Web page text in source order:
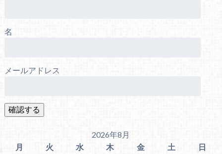
名
メールアドレス
2026年8月
月
火 水 木 金 土
日